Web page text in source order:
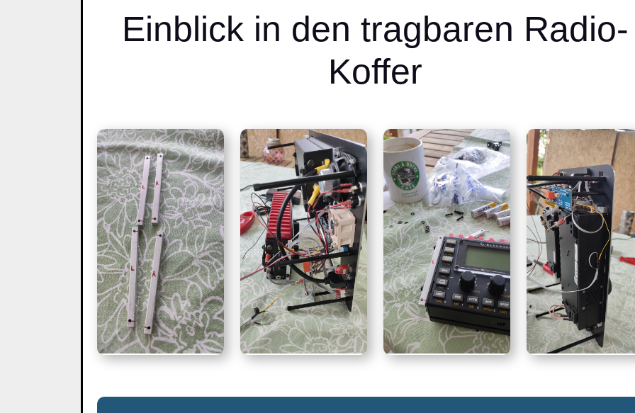
Einblick in den tragbaren Radio-
Koffer